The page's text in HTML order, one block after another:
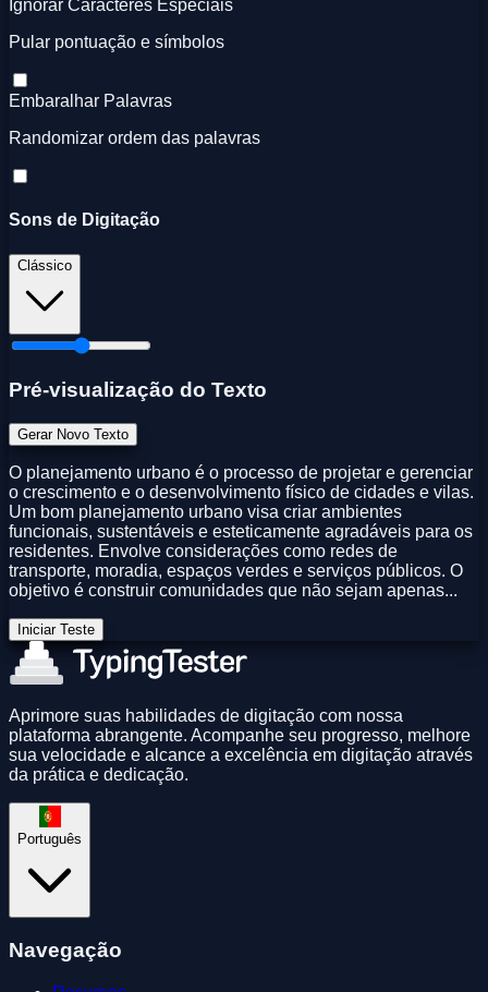
Ignorar Caracteres Especiais
Pular pontuação e símbolos
Embaralhar Palavras
Randomizar ordem das palavras
Sons de Digitação
Clássico
Pré-visualização do Texto
Gerar Novo Texto
O planejamento urbano é o processo de projetar e gerenciar
o crescimento e o desenvolvimento físico de cidades e vilas.
Um bom planejamento urbano visa criar ambientes
funcionais, sustentáveis e esteticamente agradáveis para os
residentes. Envolve considerações como redes de
transporte, moradia, espaços verdes e serviços públicos. O
objetivo é construir comunidades que não sejam apenas...
Iniciar Teste
Aprimore suas habilidades de digitação com nossa
plataforma abrangente. Acompanhe seu progresso, melhore
sua velocidade e alcance a excelência em digitação através
da prática e dedicação.
Português
Navegação